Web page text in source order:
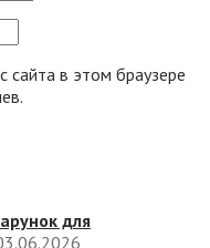
сайта в этом браузере
для